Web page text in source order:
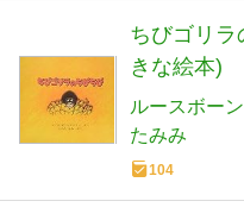
ちびゴリラ
きな絵本)
ルースボー
たみみ
104